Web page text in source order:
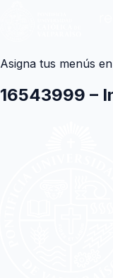
Asigna tus menús
16543999 –